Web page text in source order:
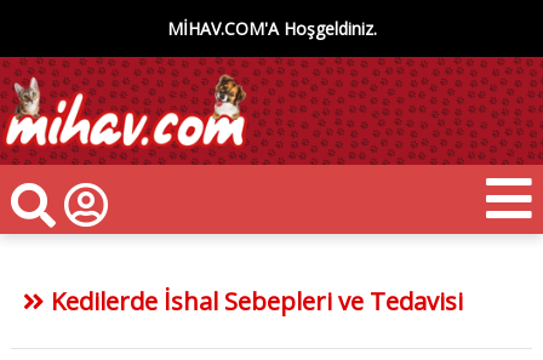
MİHAV.COM'A Hoşgeldiniz.
Kedilerde İshal Sebepleri ve Tedavisi